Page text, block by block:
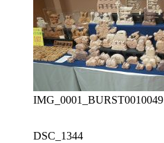
IMG_0001_BURST0010049
DSC_1344